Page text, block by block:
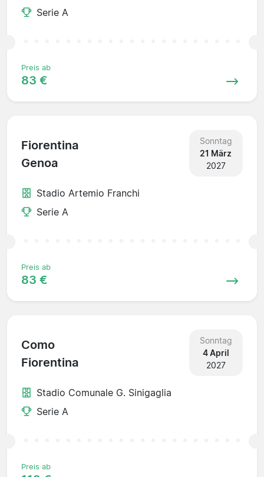
Serie A
Preis ab
83 €
Fiorentina
Genoa
Sonntag
21 März
2027
Stadio Artemio Franchi
Serie A
Preis ab
83 €
Como
Fiorentina
Sonntag
4 April
2027
Stadio Comunale G. Sinigaglia
Serie A
Preis ab